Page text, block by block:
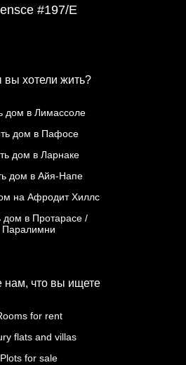
#197/E
вы хотели жить?
нам, что вы ищете
дом в Лимассоле
дом в Пафосе
дом в Ларнаке
дом в Айя-Напе
на Афродит Хиллс
дом в Протарасе /
Паралимни
for rent
flats and villas
Plots for sale